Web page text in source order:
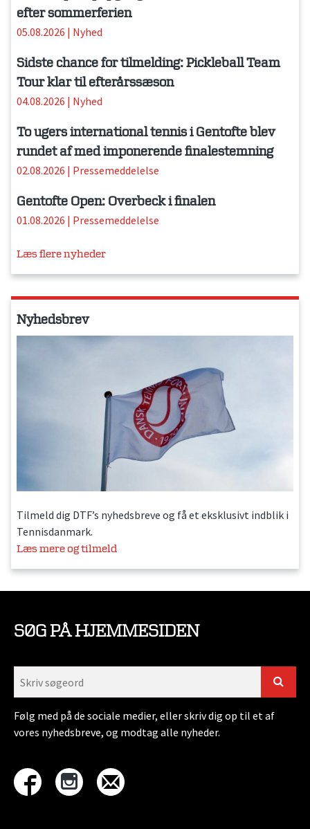
efter sommerferien
05.08.2026 | Nyhed
Sidste chance for tilmelding: Pickleball Team
Tour klar til efterårssæson
04.08.2026 | Nyhed
To ugers international tennis i Gentofte blev
rundet af med imponerende finalestemning
02.08.2026 | Pressemeddelelse
Gentofte Open: Overbeck i finalen
01.08.2026 | Pressemeddelelse
Læs flere nyheder
Nyhedsbrev
Tilmeld dig DTF’s nyhedsbreve og få et eksklusivt indblik i
Tennisdanmark.
Læs mere og tilmeld
SØG PÅ HJEMMESIDEN
Følg med på de sociale medier, eller skriv dig op til et af
vores nyhedsbreve, og modtag alle nyheder.